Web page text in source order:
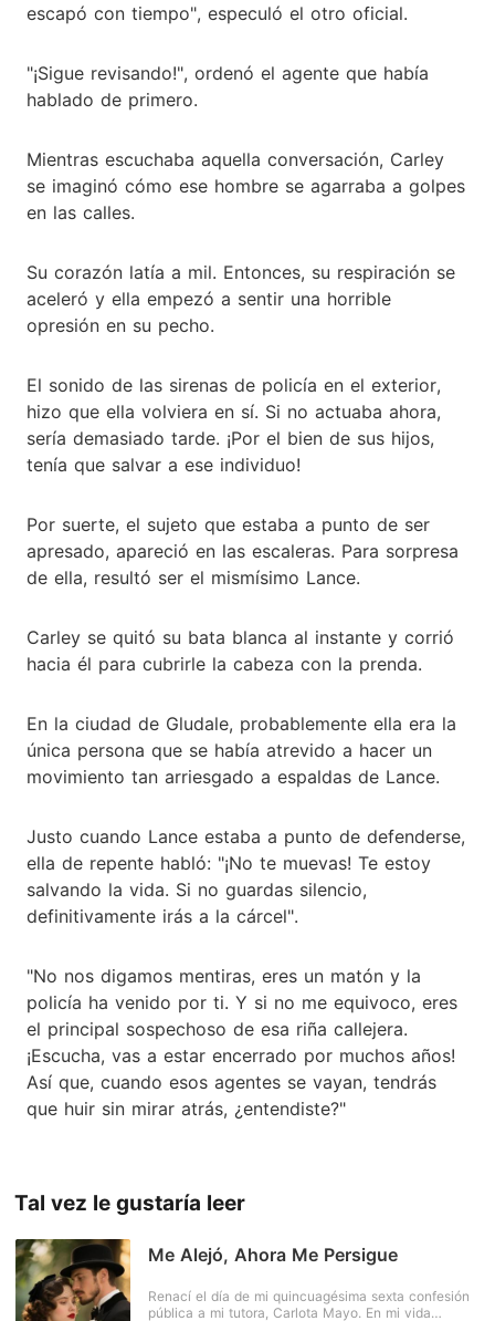
escapó con tiempo", especuló el otro oficial.
"¡Sigue revisando!", ordenó el agente que había
hablado de primero.
Mientras escuchaba aquella conversación, Carley
se imaginó cómo ese hombre se agarraba a golpes
en las calles.
Su corazón latía a mil. Entonces, su respiración se
aceleró y ella empezó a sentir una horrible
opresión en su pecho.
El sonido de las sirenas de policía en el exterior,
hizo que ella volviera en sí. Si no actuaba ahora,
sería demasiado tarde. ¡Por el bien de sus hijos,
tenía que salvar a ese individuo!
Por suerte, el sujeto que estaba a punto de ser
apresado, apareció en las escaleras. Para sorpresa
de ella, resultó ser el mismísimo Lance.
Carley se quitó su bata blanca al instante y corrió
hacia él para cubrirle la cabeza con la prenda.
En la ciudad de Gludale, probablemente ella era la
única persona que se había atrevido a hacer un
movimiento tan arriesgado a espaldas de Lance.
Justo cuando Lance estaba a punto de defenderse,
ella de repente habló: "¡No te muevas! Te estoy
salvando la vida. Si no guardas silencio,
definitivamente irás a la cárcel".
"No nos digamos mentiras, eres un matón y la
policía ha venido por ti. Y si no me equivoco, eres
el principal sospechoso de esa riña callejera.
¡Escucha, vas a estar encerrado por muchos años!
Así que, cuando esos agentes se vayan, tendrás
que huir sin mirar atrás, ¿entendiste?"
Tal vez le gustaría leer
Me Alejó, Ahora Me Persigue
Renací el día de mi quincuagésima sexta confesión
pública a mi tutora, Carlota Mayo. En mi vida